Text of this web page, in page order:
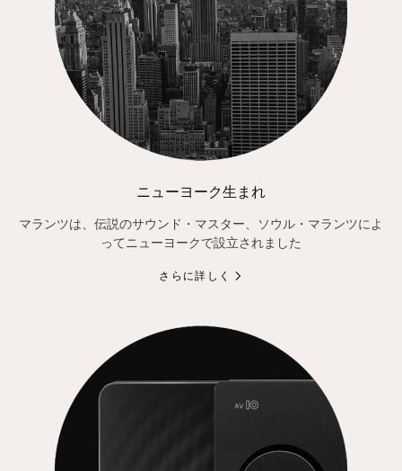
ニューヨーク生まれ
マランツは、伝説のサウンド・マスター、ソウル・マランツによ
ってニューヨークで設立されました
さらに詳しく